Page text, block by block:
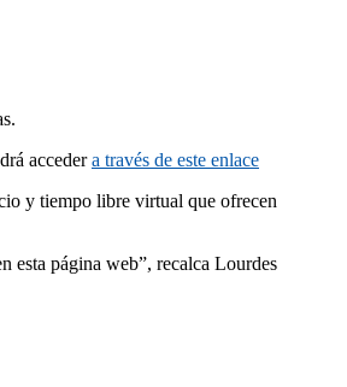
accedera través de este enlace
y tiempo libre virtual que ofrecen
esta página web”, recalca Lourdes